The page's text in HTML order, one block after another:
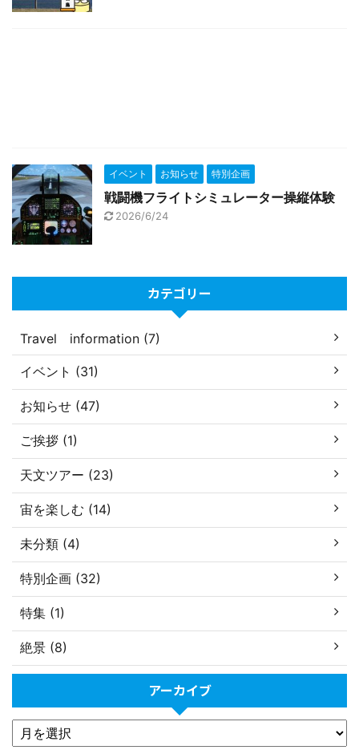
イベント お知らせ 特別企画
戦闘機フライトシミュレーター操縦体験
2026/6/24
カテゴリー
Travel information (7)
イベント (31)
お知らせ (47)
ご挨拶 (1)
天文ツアー (23)
宙を楽しむ (14)
未分類 (4)
特別企画 (32)
特集 (1)
絶景 (8)
アーカイブ